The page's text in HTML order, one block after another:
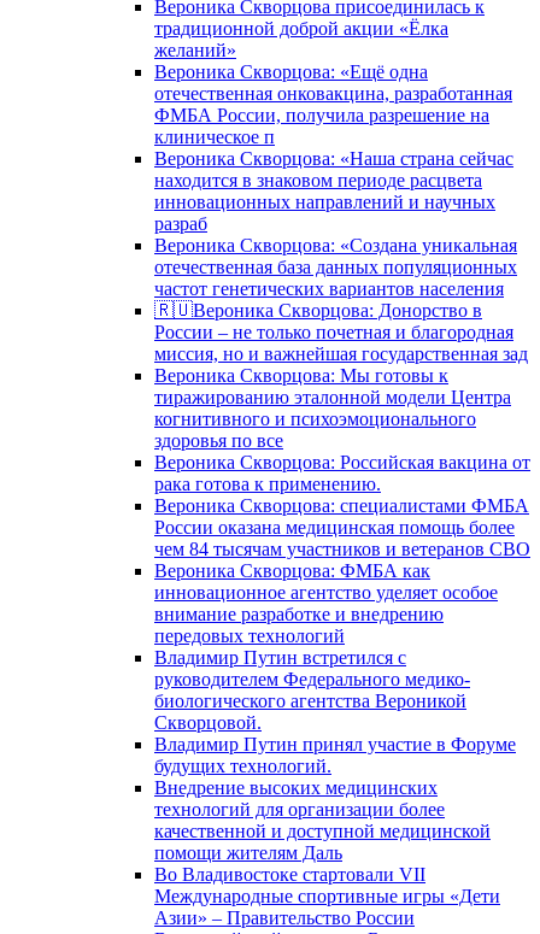
Вероника Скворцова присоединилась к
традиционной доброй акции «Ёлка
желаний»
Вероника Скворцова: «Ещё одна
отечественная онковакцина, разработанная
ФМБА России, получила разрешение на
клиническое п
Вероника Скворцова: «Наша страна сейчас
находится в знаковом периоде расцвета
инновационных направлений и научных
разраб
Вероника Скворцова: «Создана уникальная
отечественная база данных популяционных
частот генетических вариантов населения
🇷🇺Вероника Скворцова: Донорство в
России – не только почетная и благородная
миссия, но и важнейшая государственная зад
Вероника Скворцова: Мы готовы к
тиражированию эталонной модели Центра
когнитивного и психоэмоционального
здоровья по все
Вероника Скворцова: Российская вакцина от
рака готова к применению.
Вероника Скворцова: специалистами ФМБА
России оказана медицинская помощь более
чем 84 тысячам участников и ветеранов СВО
Вероника Скворцова: ФМБА как
инновационное агентство уделяет особое
внимание разработке и внедрению
передовых технологий
Владимир Путин встретился с
руководителем Федерального медико-
биологического агентства Вероникой
Скворцовой.
Владимир Путин принял участие в Форуме
будущих технологий.
Внедрение высоких медицинских
технологий для организации более
качественной и доступной медицинской
помощи жителям Даль
Во Владивостоке стартовали VII
Международные спортивные игры «Дети
Азии» – Правительство России